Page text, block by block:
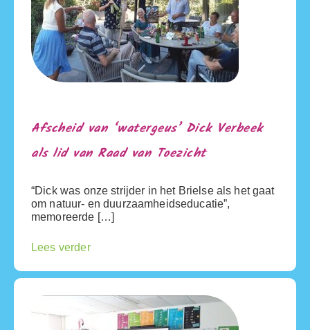
Afscheid van ‘watergeus’ Dick Verbeek
als lid van Raad van Toezicht
“Dick was onze strijder in het Brielse als het gaat
om natuur- en duurzaamheidseducatie”,
memoreerde […]
Lees verder